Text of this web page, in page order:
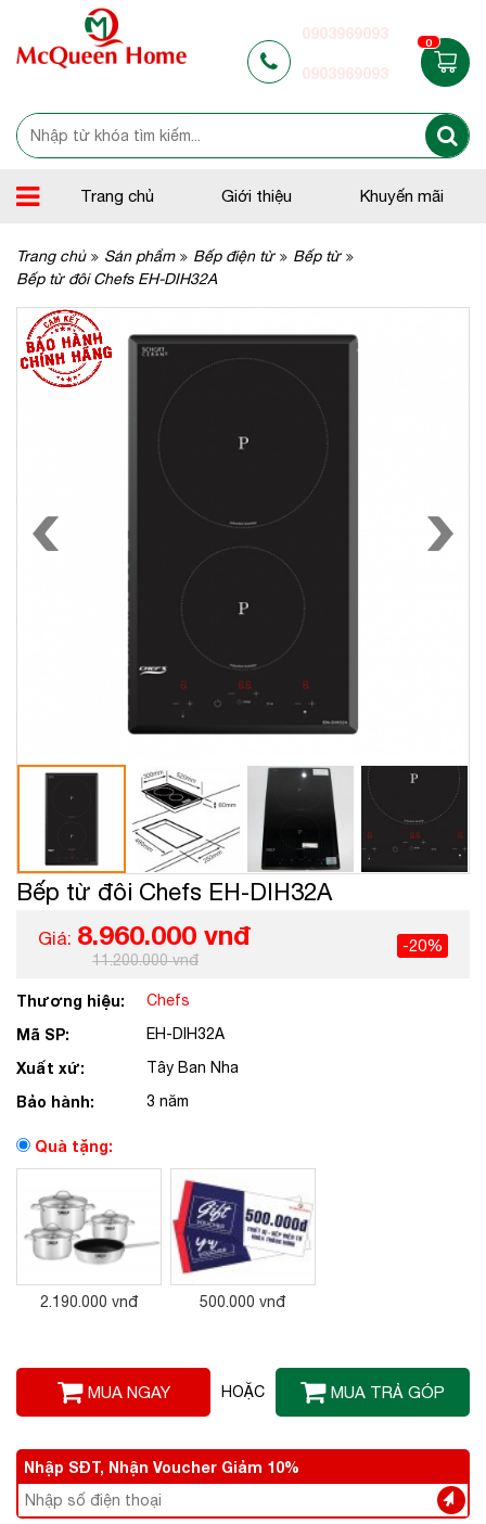
0903969093
0903969093
0
Trang chủ Giới thiệu Khuyến mãi
Trang chủ Sản phẩm Bếp điện từ
Bếp từ
Bếp từ đôi Chefs EH-DIH32A
Bếp từ đôi Chefs EH-DIH32A
Giá: 8.960.000 vnđ
11.200.000 vnđ
-20%
Thương hiệu: Chefs
Mã SP: EH-DIH32A
Xuất xứ: Tây Ban Nha
Bảo hành: 3 năm
Quà tặng:
2.190.000 vnđ 500.000 vnđ
MUA NGAY HOẶC MUA TRẢ GÓP
Nhập SĐT, Nhận Voucher Giảm 10%